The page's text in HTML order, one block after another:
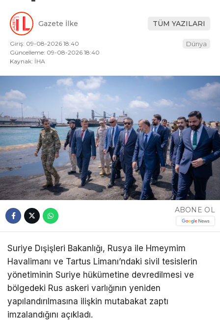
Gazete İlke TÜM YAZILARI
Giriş: 09-08-2026 18:40
Güncelleme: 09-08-2026 18:40
Kaynak: İHA
Dünya
ABONE OL
Suriye Dışişleri Bakanlığı, Rusya ile Hmeymim
Havalimanı ve Tartus Limanı’ndaki sivil tesislerin
yönetiminin Suriye hükümetine devredilmesi ve
bölgedeki Rus askeri varlığının yeniden
yapılandırılmasına ilişkin mutabakat zaptı
imzalandığını açıkladı.